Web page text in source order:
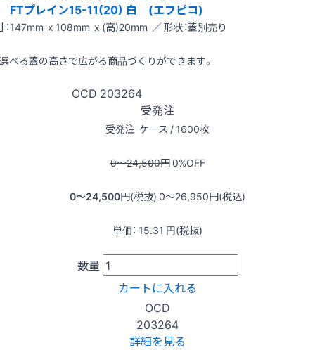
FTプレイン15-11(20) 白 (エフピコ)
：147mm x 108mm x (高)20mm ／ 形状：蓋別売り
選べる蓋の高さで広がる商品づくりができます。
OCD 203264
受発注
受発注 ケース / 1600枚
0〜24,500円0%OFF
0〜24,500円(税抜) 0〜26,950円(税込)
単価： 15.31 円(税抜)
数量
カートに入れる
OCD
203264
詳細を見る